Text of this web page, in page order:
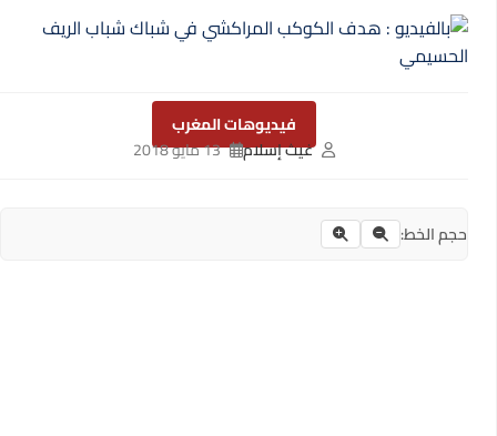
فيديوهات المغرب
غيث إسلام
13 مايو 2018
حجم الخط: